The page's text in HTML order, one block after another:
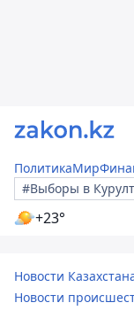
ПолитикаМир
#Выборы в
+23°
Новости
Новости